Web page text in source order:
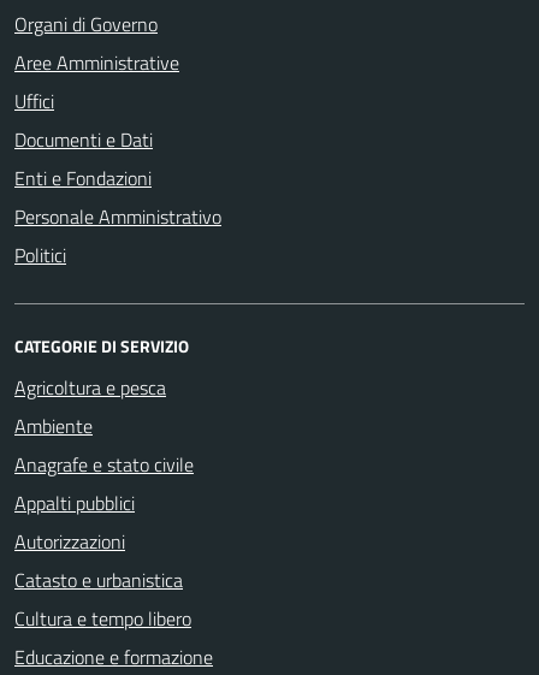
Organi di Governo
Aree Amministrative
Uffici
Documenti e Dati
Enti e Fondazioni
Personale Amministrativo
Politici
CATEGORIE DI SERVIZIO
Agricoltura e pesca
Ambiente
Anagrafe e stato civile
Appalti pubblici
Autorizzazioni
Catasto e urbanistica
Cultura e tempo libero
Educazione e formazione